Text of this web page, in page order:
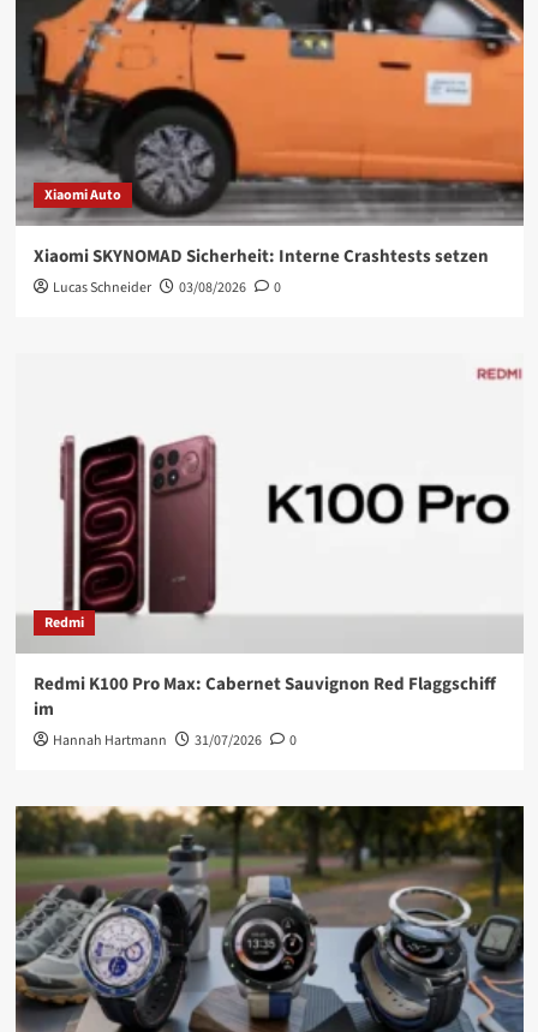
Xiaomi Auto
Xiaomi SKYNOMAD Sicherheit: Interne Crashtests setzen
Lucas Schneider 03/08/2026 0
Redmi
Redmi K100 Pro Max: Cabernet Sauvignon Red Flaggschiff
im
Hannah Hartmann 31/07/2026 0